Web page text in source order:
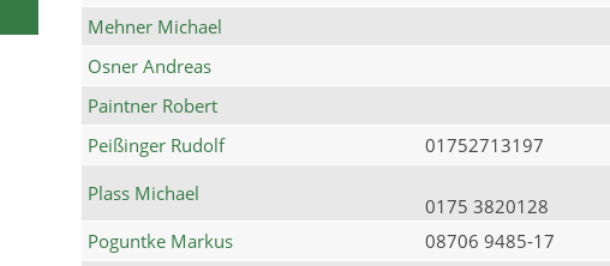
Mehner Michael
Osner Andreas
Paintner Robert
Peißinger Rudolf
01752713197
Plass Michael
0175 3820128
Poguntke Markus
08706 9485-17